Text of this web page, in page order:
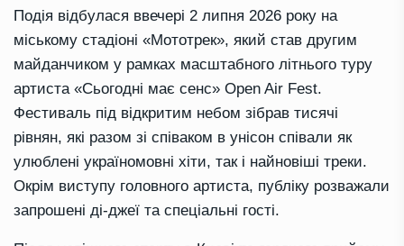
Подія відбулася ввечері 2 липня 2026 року на
міському стадіоні «Мототрек», який став другим
майданчиком у рамках масштабного літнього туру
артиста «Сьогодні має сенс» Open Air Fest.
Фестиваль під відкритим небом зібрав тисячі
рівнян, які разом зі співаком в унісон співали як
улюблені україномовні хіти, так і найновіші треки.
Окрім виступу головного артиста, публіку розважали
запрошені ді-джеї та спеціальні гості.